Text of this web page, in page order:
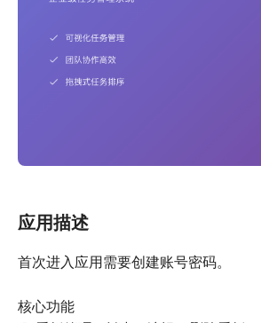
应用描述
首次进入应用需要创建账号密码。
核心功能